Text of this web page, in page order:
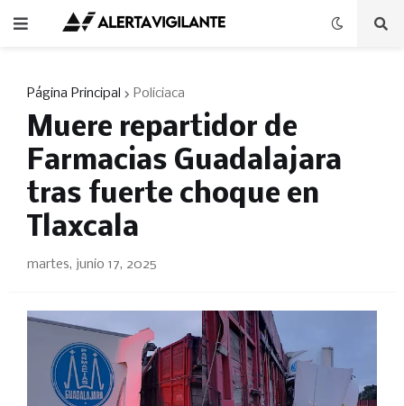
Página Principal Policiaca
Muere repartidor de
Farmacias Guadalajara
tras fuerte choque en
Tlaxcala
martes, junio 17, 2025